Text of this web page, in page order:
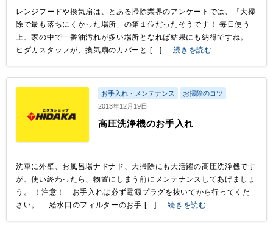
レンジフードや換気扇は、とある掃除業界のアンケートでは、「大掃
除で最も落ちにくかった場所」の第１位だったそうです！ 毎日使う
上、家の中で一番油汚れが多い場所となれば結果にも納得ですね。
ヒダカスタッフが、換気扇のカバーと […] ... 続きを読む
お手入れ・メンテナンス
お掃除のコツ
2013年12月19日
高圧洗浄機のお手入れ
洗車に外壁、お風呂場ナドナド、大掃除にも大活躍の高圧洗浄機です
が、使い終わったら、物置にしまう前にメンテナンスしてあげましょ
う。 ！注意！ お手入れは必ず電源プラグを抜いてから行ってくだ
さい。 給水口のフィルターのお手 […] ... 続きを読む